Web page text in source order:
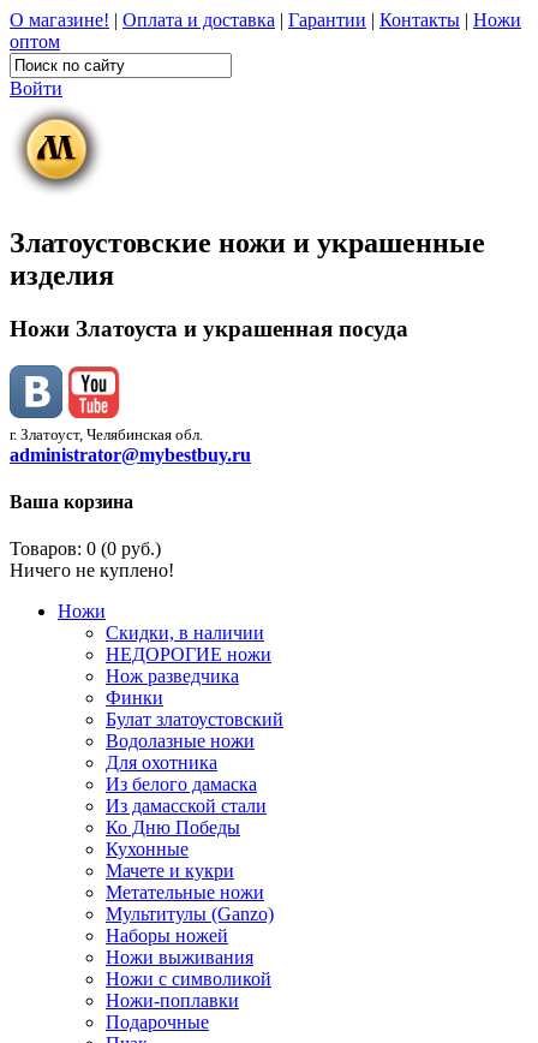
О магазине! | Оплата и доставка | Гарантии | Контакты | Ножи
оптом
Войти
Златоустовские ножи и украшенные
изделия
Ножи Златоуста и украшенная посуда
г. Златоуст, Челябинская обл.
administrator@mybestbuy.ru
Ваша корзина
Товаров: 0 (0 руб.)
Ничего не куплено!
Ножи
Скидки, в наличии
НЕДОРОГИЕ ножи
Нож разведчика
Финки
Булат златоустовский
Водолазные ножи
Для охотника
Из белого дамаска
Из дамасской стали
Ко Дню Победы
Кухонные
Мачете и кукри
Метательные ножи
Мультитулы (Ganzo)
Наборы ножей
Ножи выживания
Ножи с символикой
Ножи-поплавки
Подарочные